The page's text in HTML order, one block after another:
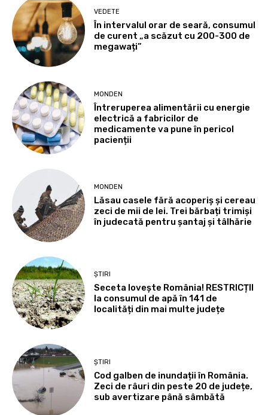
VEDETE
În intervalul orar de seară, consumul
de curent „a scăzut cu 200-300 de
megawați”
MONDEN
Întreruperea alimentării cu energie
electrică a fabricilor de
medicamente va pune în pericol
pacienții
MONDEN
Lăsau casele fără acoperiș și cereau
zeci de mii de lei. Trei bărbați trimiși
în judecată pentru șantaj și tâlhărie
ȘTIRI
Seceta lovește România! RESTRICȚII
la consumul de apă în 141 de
localități din mai multe județe
ȘTIRI
Cod galben de inundații în România.
Zeci de râuri din peste 20 de județe,
sub avertizare până sâmbătă